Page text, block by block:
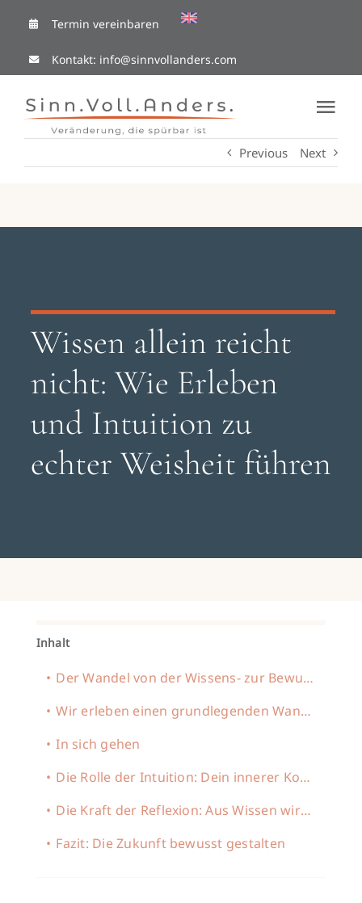
content
Kontakt: info@sinnvollanders.com
Termin vereinbaren
Über Mich
for:
Gespräch buchen
Previous Next
Wissen allein reicht
nicht: Wie Erleben
und Intuition zu
echter Weisheit führen
Inhalt
Der Wandel von der Wissens- zur Bewusstseinsgesellschaft
Wir erleben einen grundlegenden Wandel
In sich gehen
Die Rolle der Intuition: Dein innerer Kompass
Die Kraft der Reflexion: Aus Wissen wird Weisheit
Fazit: Die Zukunft bewusst gestalten